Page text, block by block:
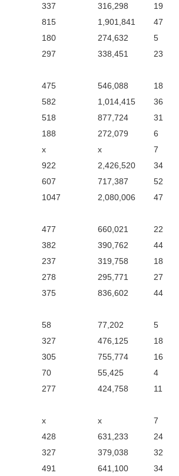
337 316,298
19
815 1,901,841
47
180 274,632
5
297 338,451 23
475 546,088
18
582 1,014,415
36
518 877,724
31
188 272,079
6
x x
7
922 2,426,520
34
607 717,387
52
1047 2,080,006 47
477 660,021
22
382 390,762
44
237 319,758
18
278 295,771
27
375 836,602 44
58 77,202
5
327 476,125
18
305 755,774
16
70 55,425
4
277 424,758 11
x x
7
428 631,233
24
327 379,038
32
491 641,100 34